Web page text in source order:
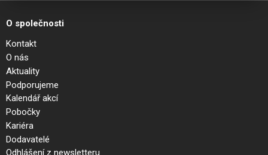
O společnosti
Kontakt
O nás
Aktuality
Podporujeme
Kalendář akcí
Pobočky
Kariéra
Dodavatelé